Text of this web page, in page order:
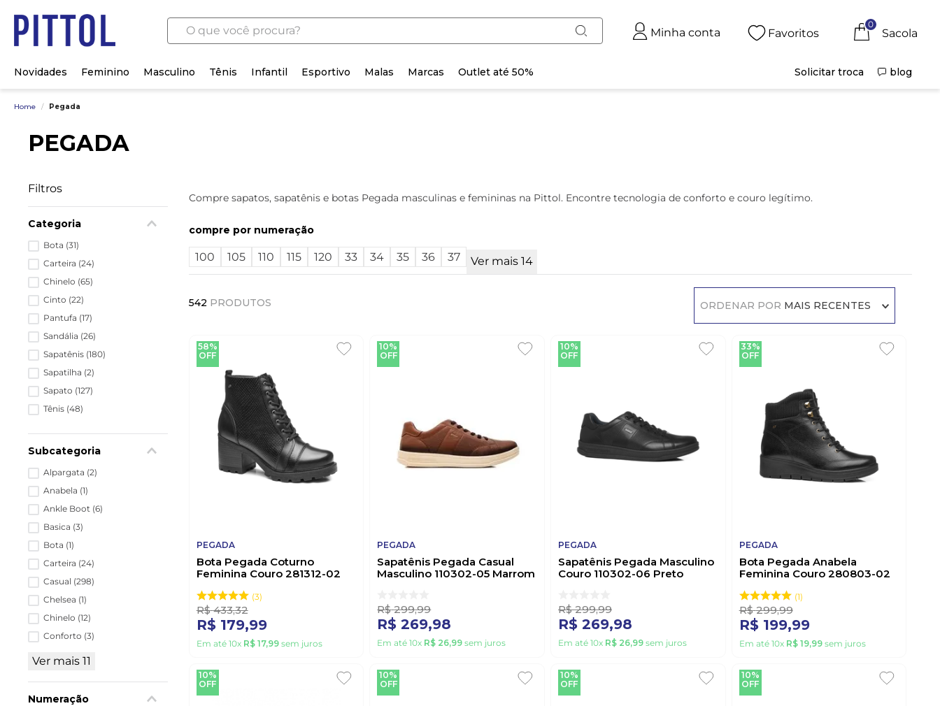
O que você procura?
Minha conta Favoritos
0
Novidades Feminino Masculino Tênis Infantil Esportivo Malas Marcas Outlet até 50% Solicitar troca blog
Home / Pegada
PEGADA
Filtros
Categoria
Bota (31)
Carteira (24)
Chinelo (65)
Cinto (22)
Pantufa (17)
Sandália (26)
Sapatênis (180)
Sapatilha (2)
Sapato (127)
Tênis (48)
Subcategoria
Alpargata (2)
Anabela (1)
Ankle Boot (6)
Basica (3)
Bota (1)
Carteira (24)
Casual (298)
Chelsea (1)
Chinelo (12)
Conforto (3)
Ver mais 11
Numeração
Compre sapatos, sapatênis e botas Pegada masculinas e femininas na Pittol. Encontre tecnologia de conforto e couro legítimo.
numeração
100 105 110 115 120 33 34 35 36 37 Ver mais 14
542 PRODUTOS ORDENAR POR MAIS RECENTES
58%
OFF
PEGADA
Bota Pegada Coturno
Feminina Couro 281312-02
3
R$ 433,32
R$ 179,99
Em até 10x R$ 17,99sem juros
10%
OFF
PEGADA
Sapatênis Pegada Casual
Masculino 110302-05 Marrom
R$ 299,99
R$ 269,98
Em até10x R$ 26,99 sem juros
10%
OFF
PEGADA
Sapatênis Pegada Masculino
Couro 110302-06 Preto
R$ 299,99
R$ 269,98
Em até 10x R$ 26,99sem juros
33%
OFF
PEGADA
Bota Pegada Anabela
Feminina Couro 280803-02
1
R$ 299,99
R$ 199,99
Em até 10x R$ 19,99sem juros
10%
OFF
10%
OFF
10%
OFF
10%
OFF